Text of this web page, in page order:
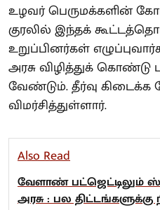
உழவர் பெருமக்களின்
குரலில் இந்தக்
உறுப்பினர்கள்
அரசு விழித்துக்
வேண்டும். தீர்வு
விமர்சித்துள்ளார்.
Also Read
வேளாண் பட்ஜெட்டிலும்
அரசு : பல திட்டங்களுக்கு